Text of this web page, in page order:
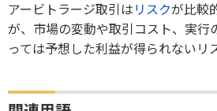
アービトラージ取引はリスクが比較
が、市場の変動や取引コスト、実行
っては予想した利益が得られないリ